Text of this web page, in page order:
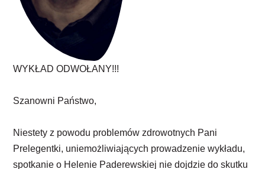
WYKŁAD ODWOŁANY!!!
Szanowni Państwo,
Niestety z powodu problemów zdrowotnych Pani
Prelegentki, uniemożliwiających prowadzenie wykładu,
spotkanie o Helenie Paderewskiej nie dojdzie do skutku